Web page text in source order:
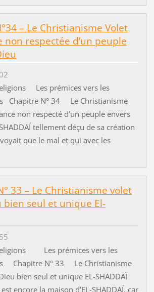
– Le Christianisme Volet
non respectée d’un peuple
Les prémices vers les
Chapitre N° 34 Le Christianisme
non respecté d’un peuple envers
tellement déçu de sa création
que le mal et qui avec les
33 – Le Christianisme volet
bien seul et unique El-
Les prémices vers les
Chapitre N° 33 Le Christianisme
bien seul et unique EL-SHADDAÏ
la maison d’EL-SHADDAÏ, car